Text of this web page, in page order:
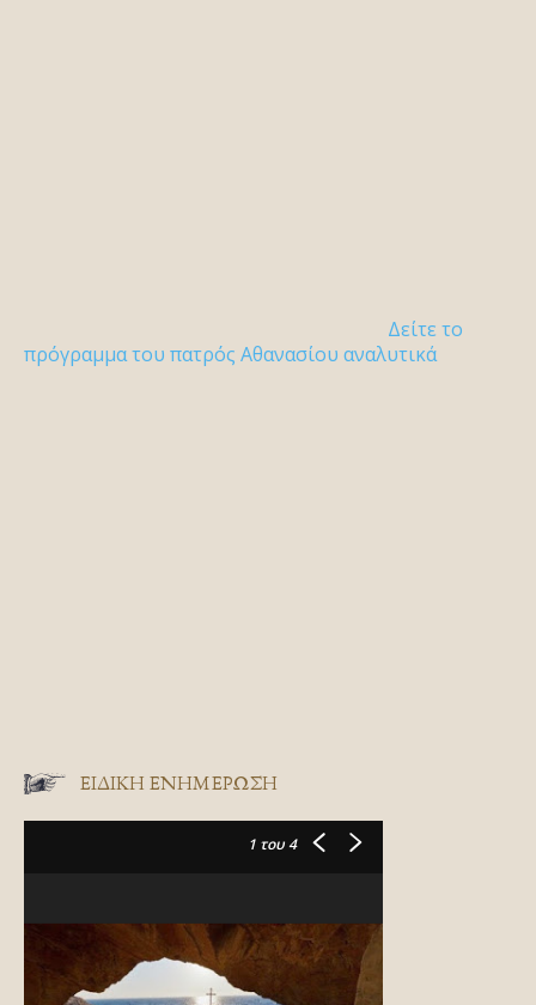
Δείτε το
πρόγραμμα του πατρός Αθανασίου αναλυτικά
ΕΙΔΙΚΉ ΕΝΗΜΈΡΩΣΗ
1 του 4